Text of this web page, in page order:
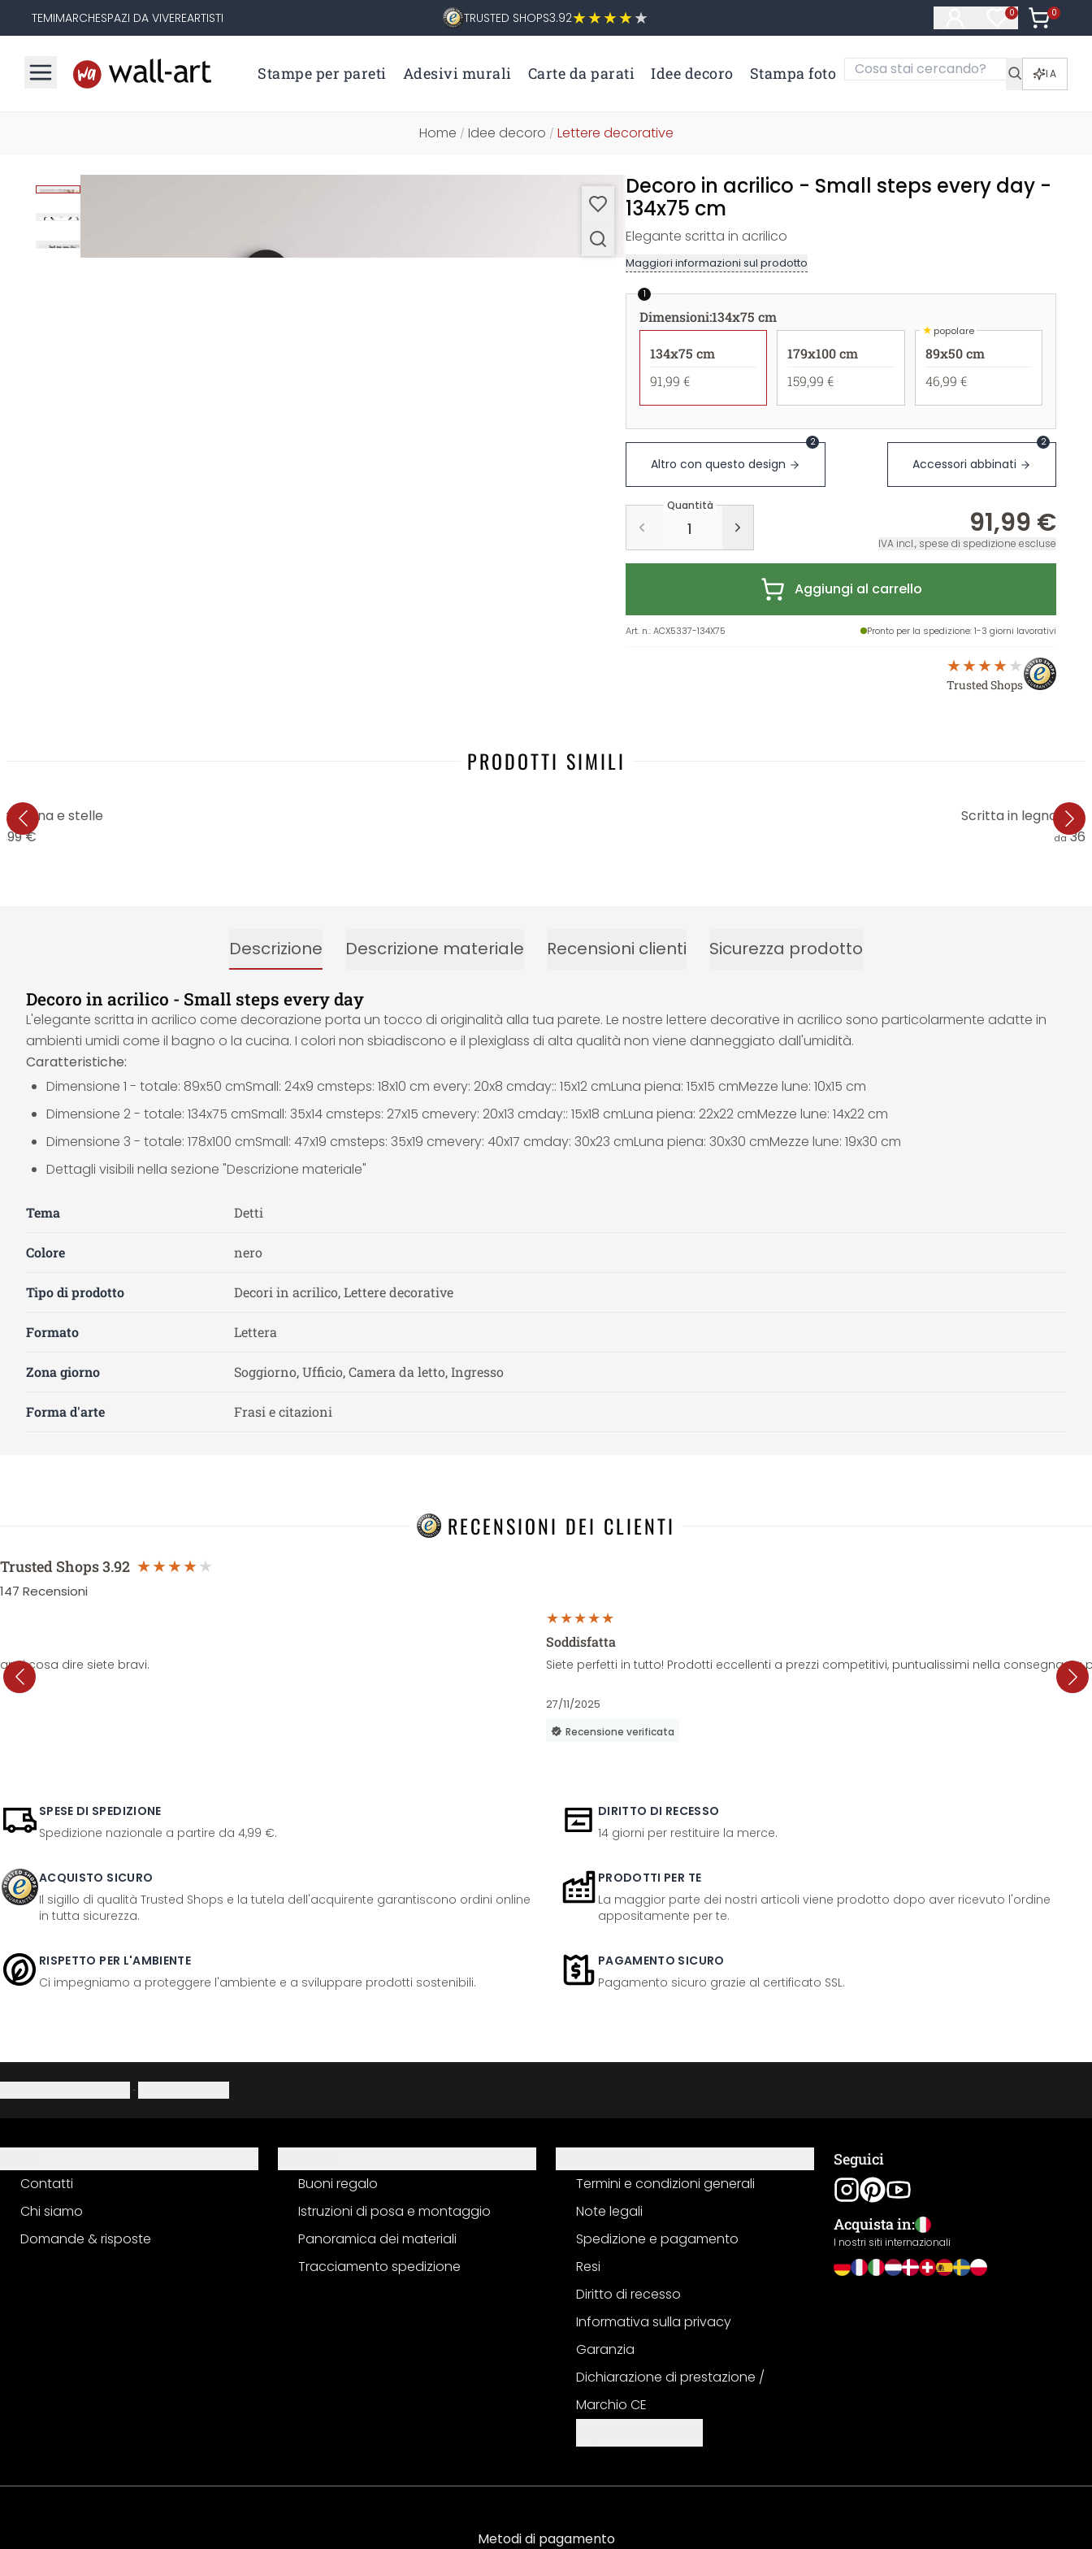
TEMIMARCHESPAZI DA VIVEREARTISTI TRUSTED SHOPS3.92 0
Articoli nella
0
Articoli
Stampe per pareti Adesivi murali Carte da parati Idee decoro Stampa foto IA
Home / Idee decoro / Lettere decorative
Decoro in acrilico - Small steps every day -
134x75 cm
Elegante scritta in acrilico
Maggiori informazioni sul prodotto
1
Dimensioni:134x75 cm
134x75 cm
91,99 €
179x100 cm
159,99 €
★popolare
89x50 cm
46,99 €
Altro con questo design
2
Accessori abbinati
2
Quantità
91,99 €
IVA incl., spese di spedizione escluse
Aggiungi al carrello
Art. n.:ACX5337-134X75 Pronto per la spedizione: 1-3 giorni lavorativi
Trusted Shops
PRODOTTI SIMILI
- Luna e stelle
€
Scritta in legno The
da
Descrizione Descrizione materiale Recensioni clienti Sicurezza prodotto
Decoro in acrilico - Small steps every day
L'elegante scritta in acrilico come decorazione porta un tocco di originalità alla tua parete. Le nostre lettere decorative in acrilico sono particolarmente adatte in
ambienti umidi come il bagno o la cucina. I colori non sbiadiscono e il plexiglass di alta qualità non viene danneggiato dall'umidità.
Caratteristiche:
Dimensione 1 - totale: 89x50 cmSmall: 24x9 cmsteps: 18x10 cm every: 20x8 cmday:: 15x12 cmLuna piena: 15x15 cmMezze lune: 10x15 cm
Dimensione 2 - totale: 134x75 cmSmall: 35x14 cmsteps: 27x15 cmevery: 20x13 cmday:: 15x18 cmLuna piena: 22x22 cmMezze lune: 14x22 cm
Dimensione 3 - totale: 178x100 cmSmall: 47x19 cmsteps: 35x19 cmevery: 40x17 cmday: 30x23 cmLuna piena: 30x30 cmMezze lune: 19x30 cm
Dettagli visibili nella sezione "Descrizione materiale"
Tema Detti
Colore nero
Tipo di prodotto Decori in acrilico, Lettere decorative
Formato Lettera
Zona giorno Soggiorno, Ufficio, Camera da letto, Ingresso
Forma d'arte Frasi e citazioni
RECENSIONI DEI CLIENTI
Trusted Shops3.92
147 Recensioni
cosa dire siete bravi.
Soddisfatta
Siete perfetti in tutto! Prodotti eccellenti a prezzi competitivi, puntualissimi nella consegna. La
27/11/2025
Recensione verificata
SPESE DI SPEDIZIONE
Spedizione nazionale a partire da 4,99 €.
DIRITTO DI RECESSO
14 giorni per restituire la merce.
ACQUISTO SICURO
Il sigillo di qualità Trusted Shops e la tutela dell'acquirente garantiscono ordini online
in tutta sicurezza.
PRODOTTI PER TE
La maggior parte dei nostri articoli viene prodotto dopo aver ricevuto l'ordine
appositamente per te.
RISPETTO PER L'AMBIENTE
Ci impegniamo a proteggere l'ambiente e a sviluppare prodotti sostenibili.
PAGAMENTO SICURO
Pagamento sicuro grazie al certificato SSL.
·
Contatti
Chi siamo
Domande & risposte
Buoni regalo
Istruzioni di posa e montaggio
Panoramica dei materiali
Tracciamento spedizione
Termini e condizioni generali
Note legali
Spedizione e pagamento
Resi
Diritto di recesso
Informativa sulla privacy
Garanzia
Dichiarazione di prestazione /
Marchio CE
Seguici
Acquista in:
I nostri siti internazionali
Metodi di pagamento